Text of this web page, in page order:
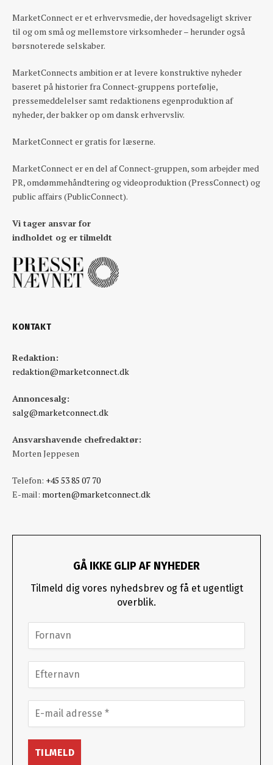
MarketConnect er et erhvervsmedie, der hovedsageligt skriver
til og om små og mellemstore virksomheder – herunder også
børsnoterede selskaber.
MarketConnects ambition er at levere konstruktive nyheder
baseret på historier fra Connect-gruppens portefølje,
pressemeddelelser samt redaktionens egenproduktion af
nyheder, der bakker op om dansk erhvervsliv.
MarketConnect er gratis for læserne.
MarketConnect er en del af Connect-gruppen, som arbejder med
PR, omdømmehåndtering og videoproduktion (PressConnect) og
public affairs (PublicConnect).
Vi tager ansvar for
indholdet og er tilmeldt
KONTAKT
Redaktion:
redaktion@marketconnect.dk
Annoncesalg:
salg@marketconnect.dk
Ansvarshavende chefredaktør:
Morten Jeppesen
Telefon: +45 53 85 07 70
E-mail: morten@marketconnect.dk
GÅ IKKE GLIP AF NYHEDER
Tilmeld dig vores nyhedsbrev og få et ugentligt
overblik.